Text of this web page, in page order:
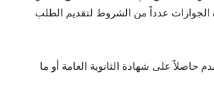
عدداً من الشروط لتقديم الطلب
حاصلاً على شهادة الثانوية العامة أو ما